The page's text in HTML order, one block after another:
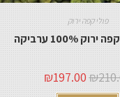
פולי קפה ירוק
₪
₪197.00